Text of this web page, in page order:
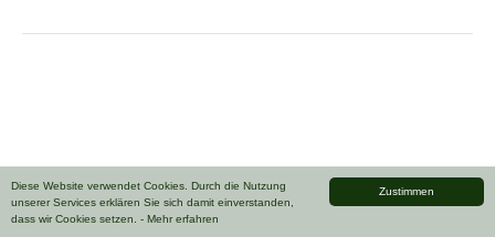
Zustimmen
Diese Website verwendet Cookies. Durch die Nutzung
unserer Services erklären Sie sich damit einverstanden,
dass wir Cookies setzen. - Mehr erfahren